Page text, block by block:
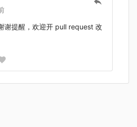
谢提醒，欢迎开 pull request 改